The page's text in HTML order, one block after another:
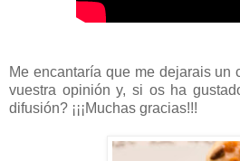
Me encantaría que me dejarais un
vuestra opinión y, si os ha
difusión? ¡¡¡Muchas gracias!!!